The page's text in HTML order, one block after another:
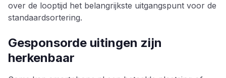
over de looptijd het belangrijkste uitgangspunt voor de
standaardsortering.
Gesponsorde uitingen zijn
herkenbaar